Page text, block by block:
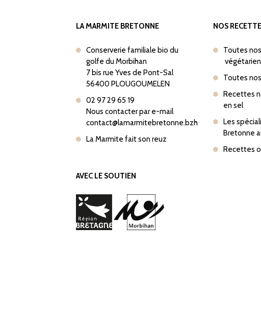
LA MARMITE BRETONNE
Conserverie familiale bio du
golfe du Morbihan
7 bis rue Yves de Pont-Sal
56400 PLOUGOUMELEN
02 97 29 65 19
Nous contacter par e-mail
contact@lamarmitebretonne.bzh
La Marmite fait son reuz
AVEC LE SOUTIEN
NOS
Toutes
Toutes
Recettes
en sel
Les
Bretonne
Recettes